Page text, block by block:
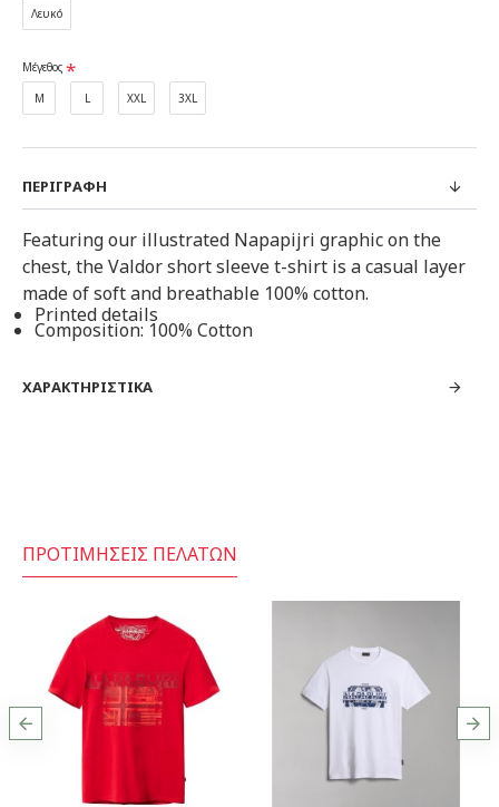
Λευκό
Μέγεθος
M
L XXL 3XL
ΠΕΡΙΓΡΑΦΉ
Featuring our illustrated Napapijri graphic on the
chest, the Valdor short sleeve t-shirt is a casual layer
made of soft and breathable 100% cotton.
Printed details
Composition: 100% Cotton
ΧΑΡΑΚΤΗΡΙΣΤΙΚΆ
ΠΡΟΤΙΜΉΣΕΙΣ ΠΕΛΑΤΏΝ